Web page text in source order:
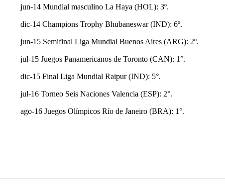
jun-14 Mundial masculino La Haya (HOL): 3º.
dic-14 Champions Trophy Bhubaneswar (IND): 6º.
jun-15 Semifinal Liga Mundial Buenos Aires (ARG): 2º.
jul-15 Juegos Panamericanos de Toronto (CAN): 1°.
dic-15 Final Liga Mundial Raipur (IND): 5°.
jul-16 Torneo Seis Naciones Valencia (ESP): 2°.
ago-16 Juegos Olímpicos Río de Janeiro (BRA): 1°.